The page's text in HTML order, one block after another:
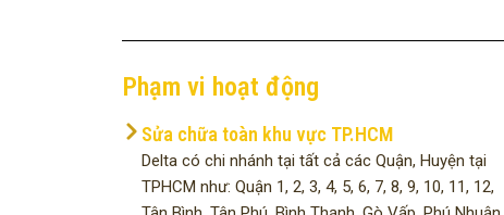
Phạm vi hoạt động
Sửa chữa toàn khu vực TP.HCM
Delta có chi nhánh tại tất cả các Quận, Huyện tại
TPHCM như: Quận 1, 2, 3, 4, 5, 6, 7, 8, 9, 10, 11, 12,